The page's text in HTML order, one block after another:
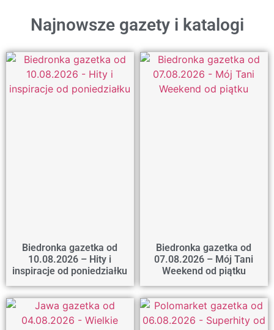
Najnowsze gazety i katalogi
Biedronka gazetka od
10.08.2026 – Hity i
inspiracje od poniedziałku
Biedronka gazetka od
07.08.2026 – Mój Tani
Weekend od piątku